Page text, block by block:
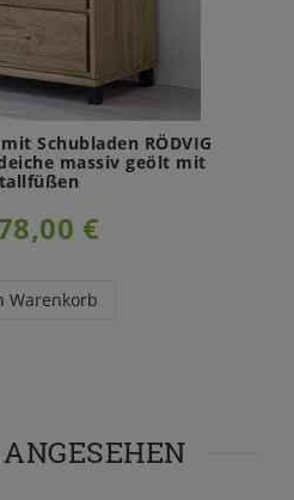
Schubladen RÖDVIG
massiv geölt mit
€
Warenkorb